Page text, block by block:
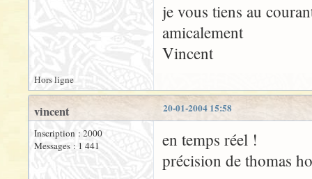
je vous tiens au
amicalement
Vincent
Hors ligne
20-01-2004 15:58
vincent
Inscription : 2000
Messages : 1 441
en temps réel !
précision de thomas